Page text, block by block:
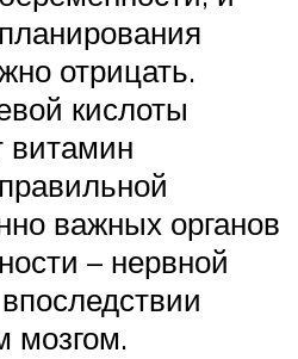
отрицать.
кислоты
витамин
важных органов
– нервной
мозгом.